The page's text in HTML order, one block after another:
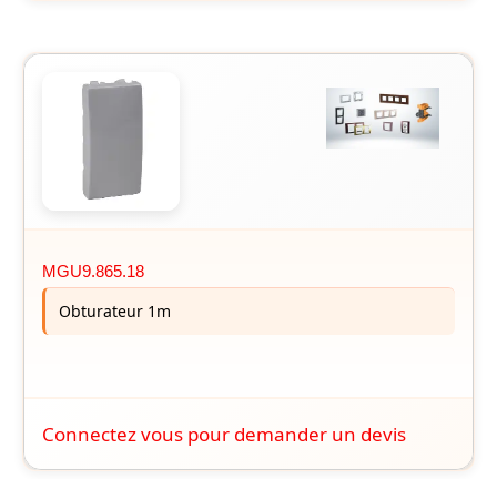
MGU9.865.18
Obturateur 1m
Connectez vous pour demander un devis